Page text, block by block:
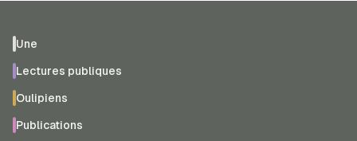
Une
Lectures publiques
Oulipiens
Publications